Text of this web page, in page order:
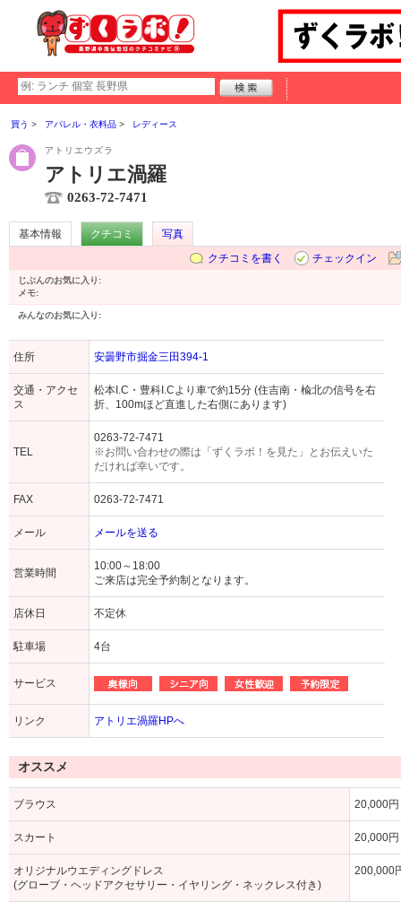
買う アパレル・衣料品 レディース
アトリエウズラ
アトリエ渦羅
0263-72-7471
基本情報 クチコミ
写真
クチコミを書く
チェックイン
じぶんのお気に入り:
メモ:
みんなのお気に入り:
住所 安曇野市掘金三田394-1
交通・アクセ
ス
松本I.C・豊科I.Cより車で約15分 (住吉南・楡北の信号を右
折、100mほど直進した右側にあります)
TEL
0263-72-7471
※お問い合わせの際は「ずくラボ！を見た」とお伝えいた
だければ幸いです。
FAX 0263-72-7471
メール メールを送る
営業時間
10:00～18:00
ご来店は完全予約制となります。
店休日 不定休
駐車場 4台
サービス
リンク アトリエ渦羅HPへ
オススメ
ブラウス 20,000円
スカート 20,000円
オリジナルウエディングドレス
(グローブ・ヘッドアクセサリー・イヤリング・ネックレス付き)
200,000